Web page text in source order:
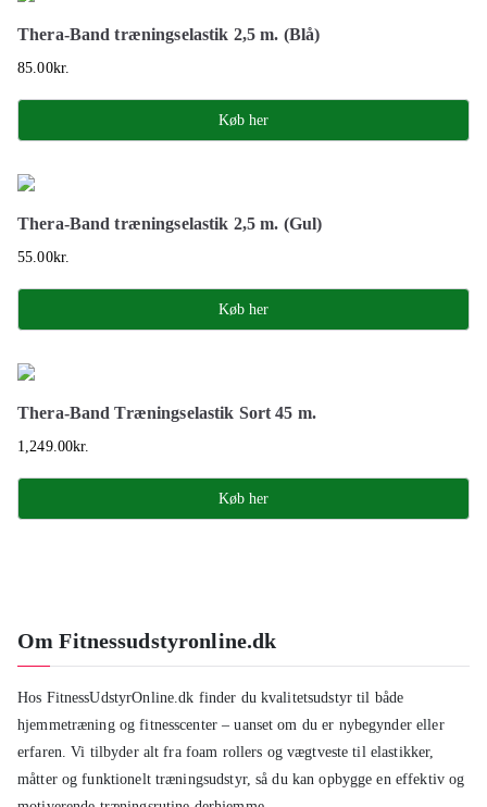
Thera-Band træningselastik 2,5 m. (Blå)
85.00kr.
Køb her
Thera-Band træningselastik 2,5 m. (Gul)
55.00kr.
Køb her
Thera-Band Træningselastik Sort 45 m.
1,249.00kr.
Køb her
Om Fitnessudstyronline.dk
Hos FitnessUdstyrOnline.dk finder du kvalitetsudstyr til både
hjemmetræning og fitnesscenter – uanset om du er nybegynder eller
erfaren. Vi tilbyder alt fra foam rollers og vægtveste til elastikker,
måtter og funktionelt træningsudstyr, så du kan opbygge en effektiv og